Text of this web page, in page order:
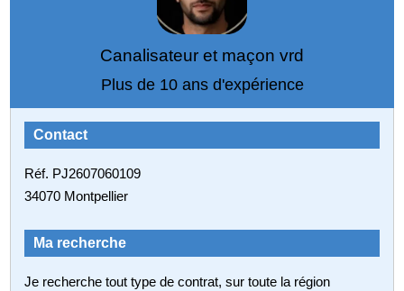
Canalisateur et maçon vrd
Plus de 10 ans d'expérience
Contact
Réf. PJ2607060109
34070 Montpellier
Ma recherche
Je recherche tout type de contrat, sur toute la région